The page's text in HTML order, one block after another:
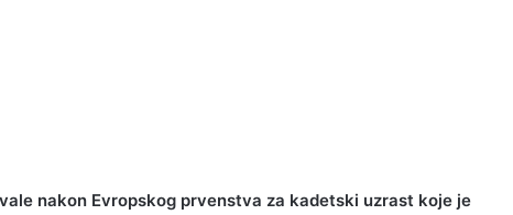
nakon Еvropskog prvenstva za kadetski uzrast koje je